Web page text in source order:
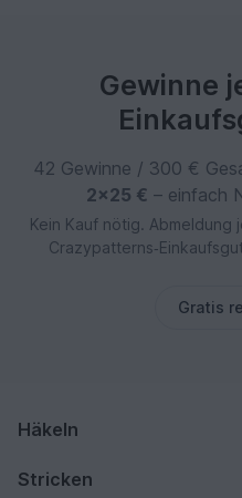
Gewinne
42 Gewinne / 300 €
2×25 € – einfach
Kein Kauf nötig. Abmeldung
Gratis
Häkeln
Stricken